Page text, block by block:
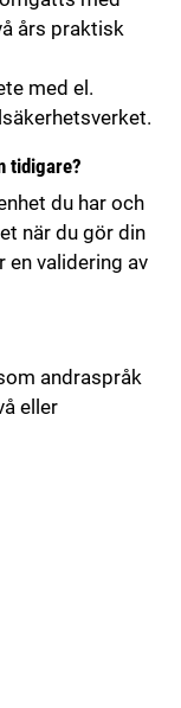
års praktisk
med el.
tidigare?
du har och
när du gör din
en validering av
andraspråk
eller